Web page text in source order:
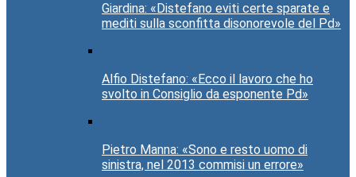
Giardina: «Distefano eviti certe sparate e
mediti sulla sconfitta disonorevole del Pd»
Alfio Distefano: «Ecco il lavoro che ho
svolto in Consiglio da esponente Pd»
Pietro Manna: «Sono e resto uomo di
sinistra, nel 2013 commisi un errore»